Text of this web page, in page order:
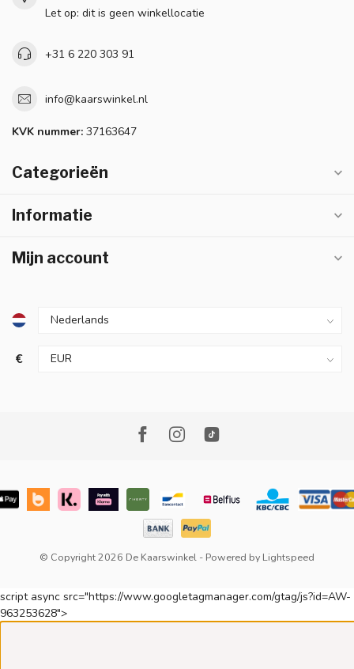
Let op: dit is geen winkellocatie
+31 6 220 303 91
info@kaarswinkel.nl
KVK nummer: 37163647
Categorieën
Informatie
Mijn account
€
© Copyright 2026 De Kaarswinkel - Powered by Lightspeed
script async src="https://www.googletagmanager.com/gtag/js?id=AW-
963253628">